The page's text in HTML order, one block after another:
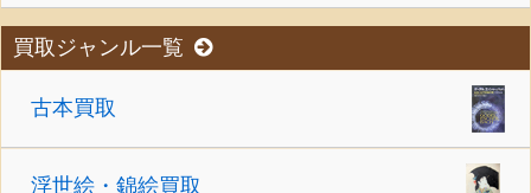
買取ジャンル一覧
古本買取
浮世絵・錦絵買取